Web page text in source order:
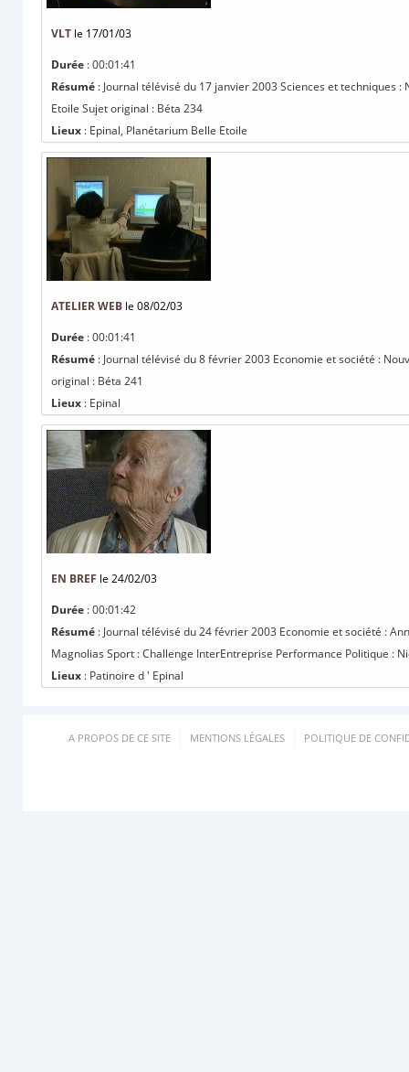
VLT le 17/01/03
Durée : 00:01:41
Résumé : Journal télévisé du 17 janvier 2003 Sciences et
Etoile Sujet original : Béta 234
Lieux : Epinal, Planétarium Belle Etoile
ATELIER WEB le 08/02/03
Durée : 00:01:41
Résumé : Journal télévisé du 8 février 2003 Economie et société :
original : Béta 241
Lieux : Epinal
EN BREF le 24/02/03
Durée : 00:01:42
Résumé : Journal télévisé du 24 février 2003 Economie et société :
Magnolias Sport : Challenge InterEntreprise Performance Politique :
Lieux : Patinoire d ' Epinal
A PROPOS DE CE SITE MENTIONS LÉGALES POLITIQUE DE